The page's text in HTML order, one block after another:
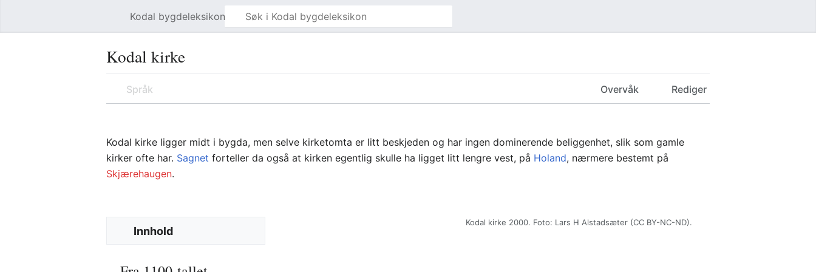
Kodal bygdeleksikon
Kodal kirke
Språk Overvåk Rediger
Kodal kirke ligger midt i bygda, men selve kirketomta er litt beskjeden og har ingen dominerende beliggenhet, slik som gamle
kirker ofte har. Sagnet forteller da også at kirken egentlig skulle ha ligget litt lengre vest, på Holand, nærmere bestemt på
Skjærehaugen.
Kodal kirke 2000. Foto: Lars H Alstadsæter (CC BY-NC-ND).
Innhold